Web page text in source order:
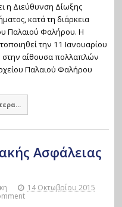
η Διεύθυνση Δίωξης
κατά τη διάρκεια
Παλαιού Φαλήρου. Η
την 11 Ιανουαρίου
αίθουσα πολλαπλών
Παλαιού Φαλήρου
Ασφάλειας
14 Οκτωβρίου 2015